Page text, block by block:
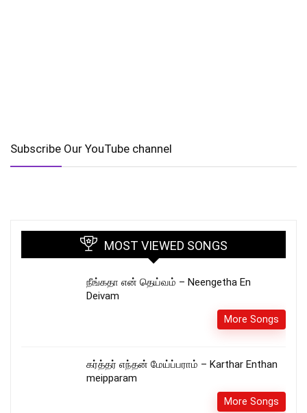
Subscribe Our YouTube channel
MOST VIEWED SONGS
நீங்கதா என் தெய்வம் – Neengetha En
Deivam
More Songs
கர்த்தர் எந்தன் மேய்ப்பராம் – Karthar Enthan
meipparam
More Songs